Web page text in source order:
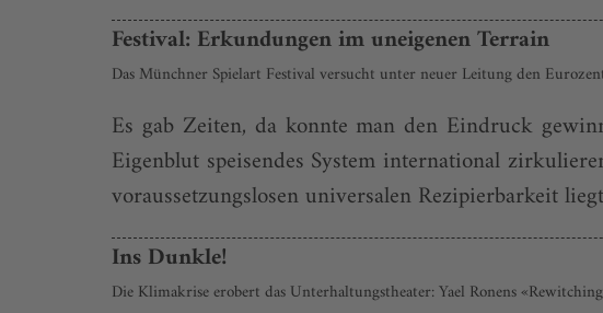
Festival: Erkundungen im uneigenen Terrain
Das Münchner Spielart Festival versucht unter neuer Leitung den
Es gab Zeiten, da konnte man den Eindruck
Eigenblut speisendes System international
voraussetzungslosen universalen Rezipierbarkeit
Ins Dunkle!
Die Klimakrise erobert das Unterhaltungstheater: Yael Ronens